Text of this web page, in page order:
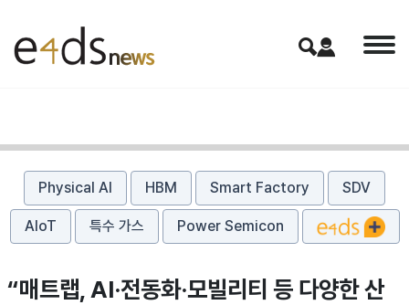
Physical AI HBM Smart Factory SDV
AIoT 특수 가스 Power Semicon
“매트랩, AI·전동화·모빌리티 등 다양한 산